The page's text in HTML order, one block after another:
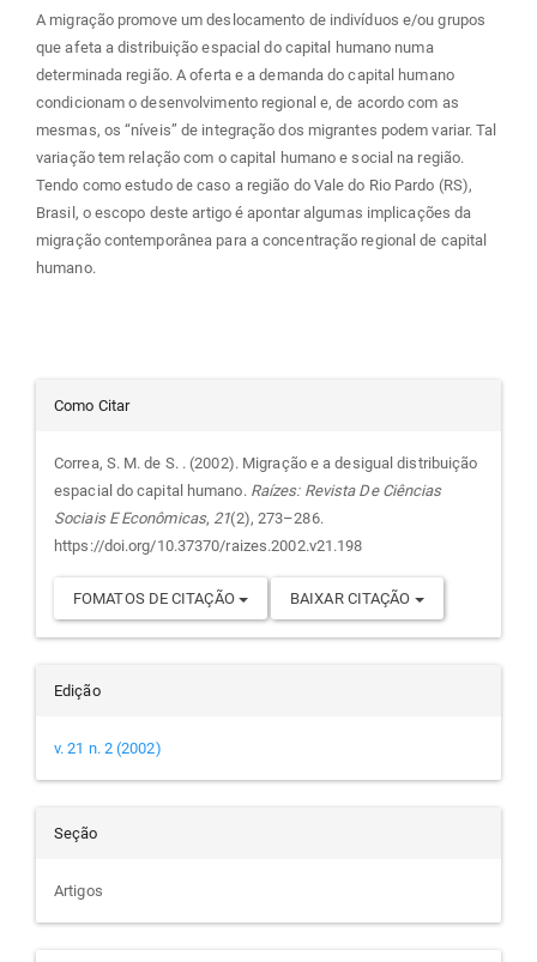
A migração promove um deslocamento de indivíduos e/ou grupos
que afeta a distribuição espacial do capital humano numa
determinada região. A oferta e a demanda do capital humano
condicionam o desenvolvimento regional e, de acordo com as
mesmas, os “níveis” de integração dos migrantes podem variar. Tal
variação tem relação com o capital humano e social na região.
Tendo como estudo de caso a região do Vale do Rio Pardo (RS),
Brasil, o escopo deste artigo é apontar algumas implicações da
migração contemporânea para a concentração regional de capital
humano.
Detalhes
do
artigo
Como Citar
Correa, S. M. de S. . (2002). Migração e a desigual distribuição
espacial do capital humano. Raízes: Revista De Ciências
Sociais E Econômicas, 21(2), 273–286.
https://doi.org/10.37370/raizes.2002.v21.198
FOMATOS DE CITAÇÃO BAIXAR CITAÇÃO
Edição
v. 21 n. 2 (2002)
Seção
Artigos